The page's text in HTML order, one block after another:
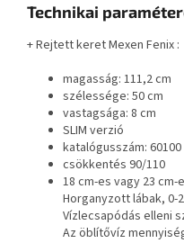
Technikai
+ Rejtett keret Mexen Fenix :
magasság: 111,2 cm
szélessége: 50 cm
vastagsága: 8 cm
SLIM verzió
katalógusszám: 60100
csökkentés 90/110
18 cm-es vagy 23
Horganyzott lábak, 0-
Vízlecsapódás elleni
Az öblítővíz